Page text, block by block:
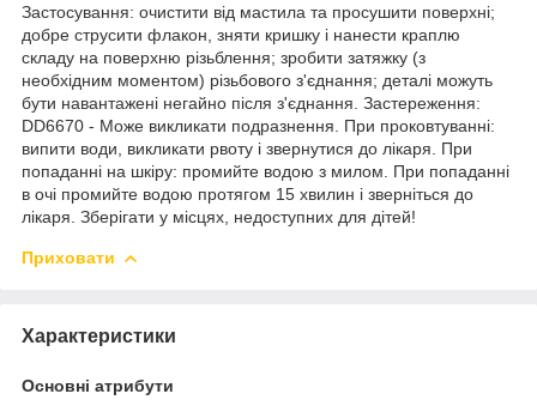
Застосування: очистити від мастила та просушити поверхні;
добре струсити флакон, зняти кришку і нанести краплю
складу на поверхню різьблення; зробити затяжку (з
необхідним моментом) різьбового з'єднання; деталі можуть
бути навантажені негайно після з'єднання. Застереження:
DD6670 - Може викликати подразнення. При проковтуванні:
випити води, викликати рвоту і звернутися до лікаря. При
попаданні на шкіру: промийте водою з милом. При попаданні
в очі промийте водою протягом 15 хвилин і зверніться до
лікаря. Зберігати у місцях, недоступних для дітей!
Приховати
Характеристики
Основні атрибути